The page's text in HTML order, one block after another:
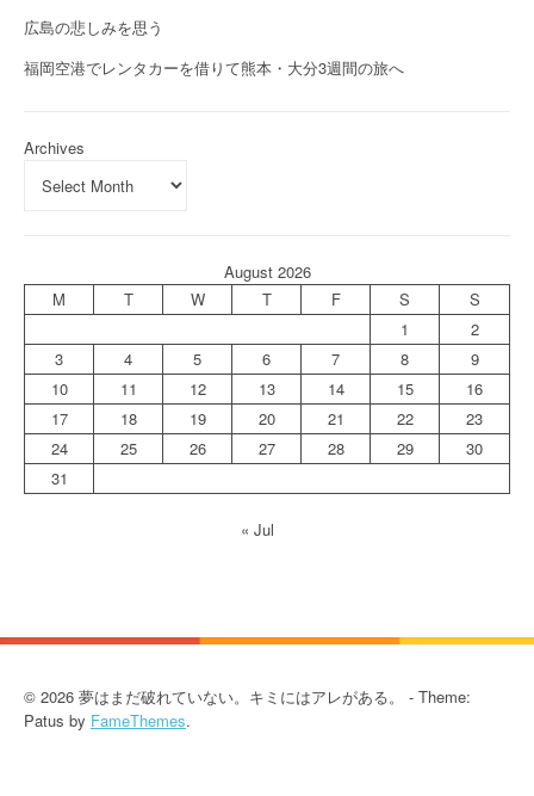
広島の悲しみを思う
福岡空港でレンタカーを借りて熊本・大分3週間の旅へ
Archives
August 2026
M
T W T F S
S
1
2
3
4 5 6 7 8
9
10
11 12 13 14 15
16
17
18 19 20 21 22
23
24
25 26 27 28 29
30
31
« Jul
© 2026 夢はまだ破れていない。キミにはアレがある。 - Theme:
Patus by FameThemes.